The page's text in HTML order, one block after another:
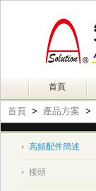
首頁
首頁 > 產品方案 >
高頻配件簡述
接頭